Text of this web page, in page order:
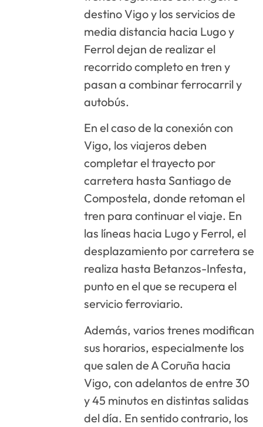
destino Vigo y los servicios de
media distancia hacia Lugo y
Ferrol dejan de realizar el
recorrido completo en tren y
pasan a combinar ferrocarril y
autobús.
En el caso de la conexión con
Vigo, los viajeros deben
completar el trayecto por
carretera hasta Santiago de
Compostela, donde retoman el
tren para continuar el viaje. En
las líneas hacia Lugo y Ferrol, el
desplazamiento por carretera se
realiza hasta Betanzos-Infesta,
punto en el que se recupera el
servicio ferroviario.
Además, varios trenes modifican
sus horarios, especialmente los
que salen de A Coruña hacia
Vigo, con adelantos de entre 30
y 45 minutos en distintas salidas
del día. En sentido contrario, los